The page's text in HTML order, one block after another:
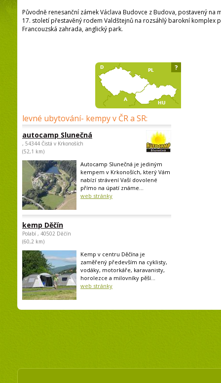
Původně renesanční zámek Václava Budovce z Budova, postavený na
17. století přestavěný rodem Valdštejnů na rozsáhlý barokní komplex
Francouzská zahrada, anglický park.
levné ubytování- kempy v ČR a SR:
autocamp Slunečná
, 54344 Čistá v Krkonoších
(52,1 km)
Autocamp Slunečná je jediným
kempem v Krkonoších, který Vám
nabízí strávení Vaší dovolené
přímo na úpatí známe...
web stránky
kemp Děčín
Polabí , 40502 Děčín
(60,2 km)
Kemp v centru Děčína je
zaměřený především na cyklisty,
vodáky, motorkáře, karavanisty,
horolezce a milovníky pěší...
web stránky
?